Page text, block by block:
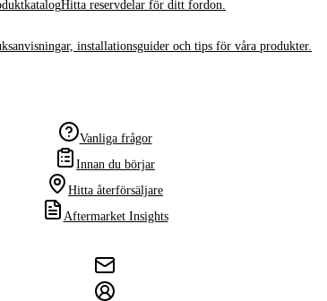
Hitta reservdelar för ditt fordon.
installationsguider och tips för våra produkter.
Vanliga frågor
Innan du börjar
Hitta återförsäljare
Aftermarket Insights